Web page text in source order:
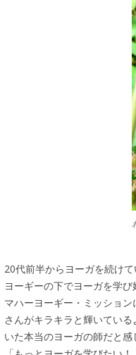
20代前半からヨーガを続け
ヨーギーの下でヨーガを学
マハーヨーギー・ミッショ
さんがキラキラと輝いてい
いた本当のヨーガの師だと感